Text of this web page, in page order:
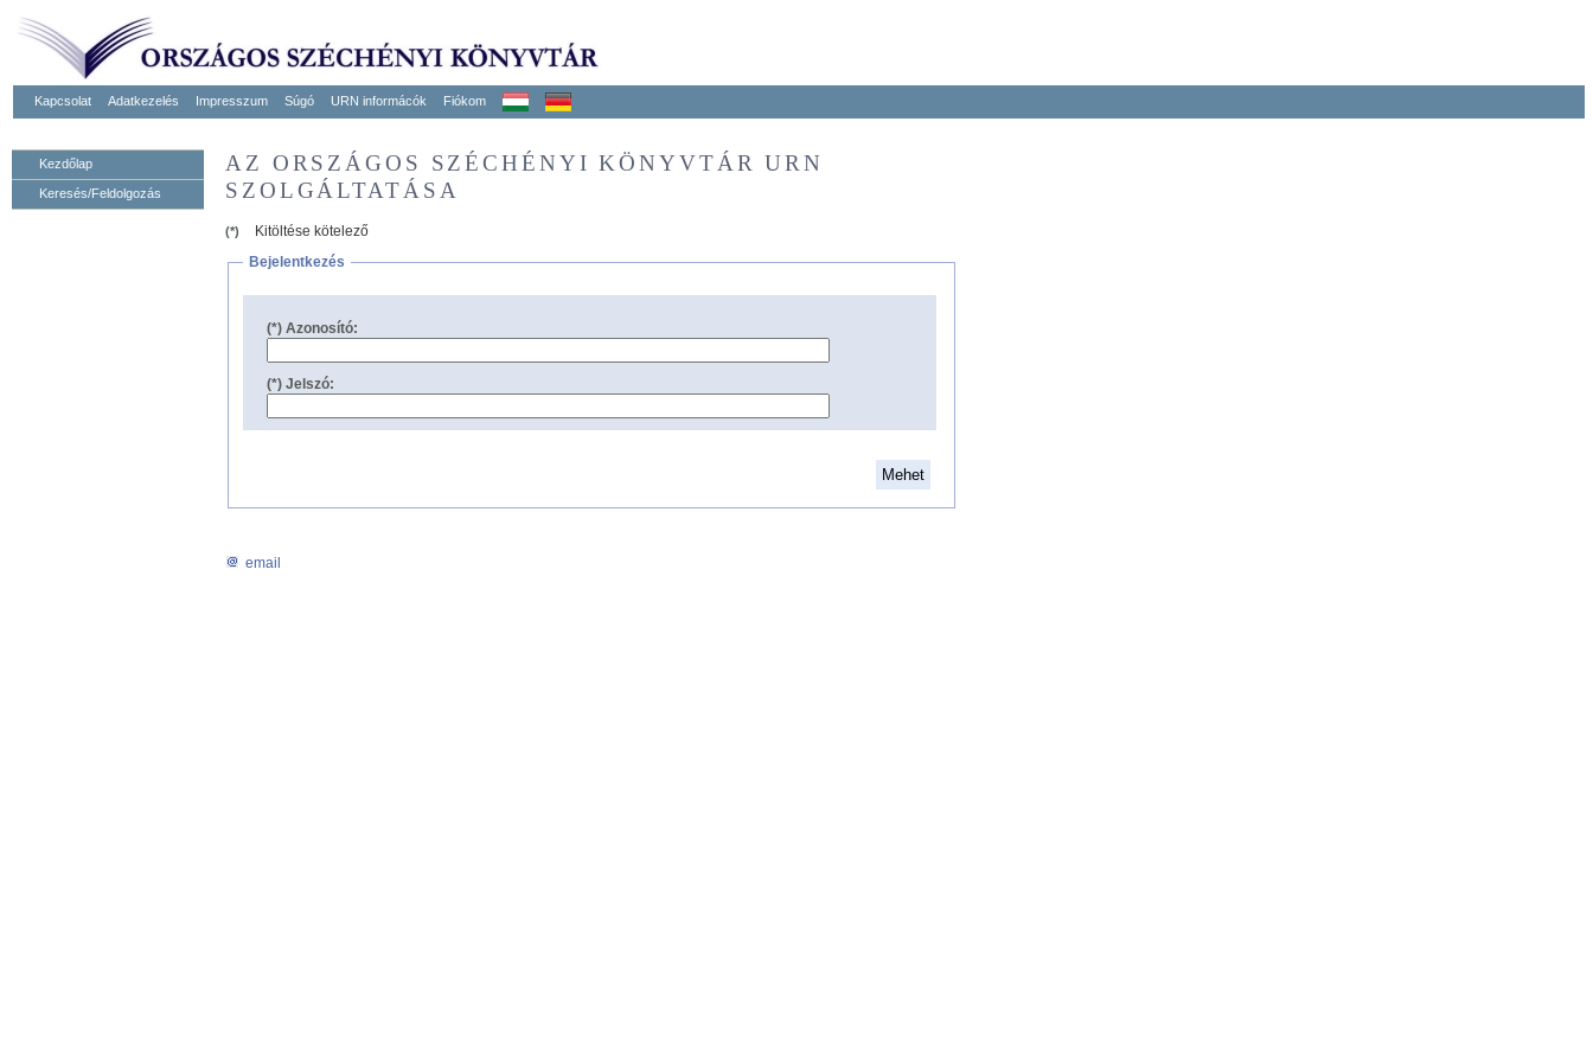
Kapcsolat Adatkezelés Impresszum Súgó URN informácók Fiókom
Kezdőlap
Keresés/Feldolgozás
AZ ORSZÁGOS SZÉCHÉNYI KÖNYVTÁR URN
SZOLGÁLTATÁSA
(*)
Kitöltése kötelező
Bejelentkezés
(*) Azonosító:
(*) Jelszó:
email